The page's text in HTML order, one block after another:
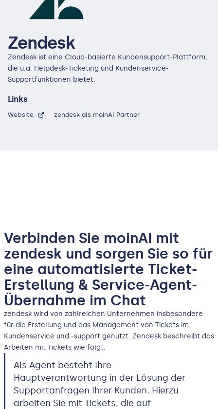
Zendesk
Zendesk ist eine Cloud-basierte Kundensupport-Plattform,
die u.a. Helpdesk-Ticketing und Kundenservice-
Supportfunktionen bietet.
Links
zendesk als moinAI Partner
Website
Verbinden Sie moinAI mit
zendesk und sorgen Sie so für
eine automatisierte Ticket-
Erstellung & Service-Agent-
Übernahme im Chat
zendesk wird von zahlreichen Unternehmen insbesondere
für die Erstellung und das Management von Tickets im
Kundenservice und -support genutzt. Zendesk beschreibt das
Arbeiten mit Tickets wie folgt:
Als Agent besteht Ihre
Hauptverantwortung in der Lösung der
Supportanfragen Ihrer Kunden. Hierzu
arbeiten Sie mit Tickets, die auf